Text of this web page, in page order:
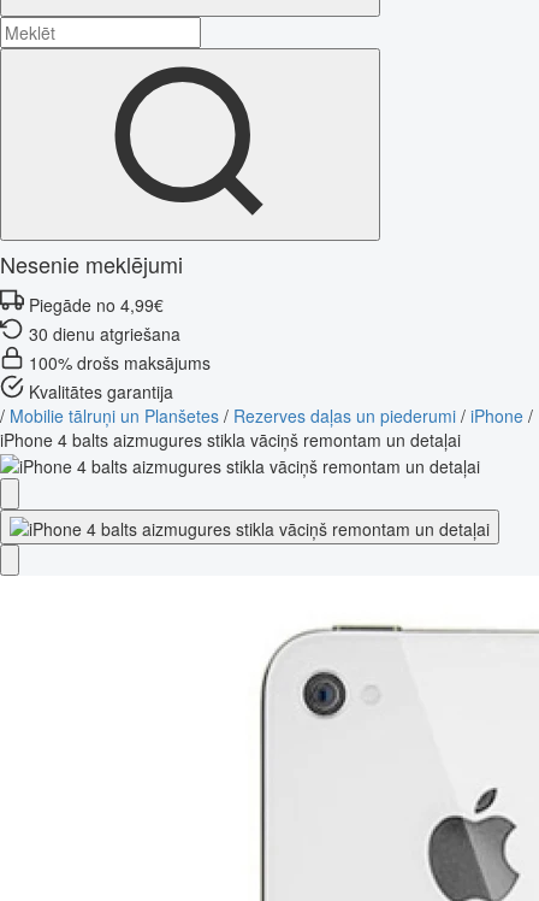
Nesenie meklējumi
Piegāde no 4,99€
30 dienu atgriešana
100% drošs maksājums
Kvalitātes garantija
/ Mobilie tālruņi un Planšetes / Rezerves daļas un piederumi / iPhone /
iPhone 4 balts aizmugures stikla vāciņš remontam un detaļai